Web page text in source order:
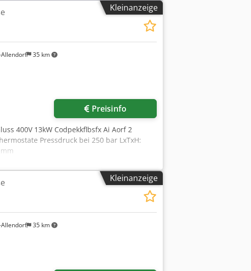
Kleinanzeige
35 km
Preisinfo
400V 13kW Codpekkflbsfx Ai Aorf 2
Pressdruck bei 250 bar LxTxH:
Kleinanzeige
35 km